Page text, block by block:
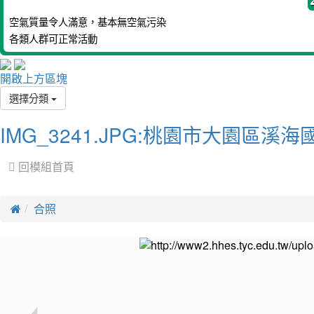
空氣質量令人滿意，基本無空氣污染
各類人群可正常活動
開啟上方區塊
選擇分類
IMG_3241.JPG:桃園市大園區溪海
 回模組首頁
合照